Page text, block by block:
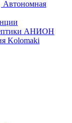
Автономная
АНИОН
Kolomaki